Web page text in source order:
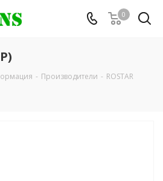
0
- Производители - ROSTAR